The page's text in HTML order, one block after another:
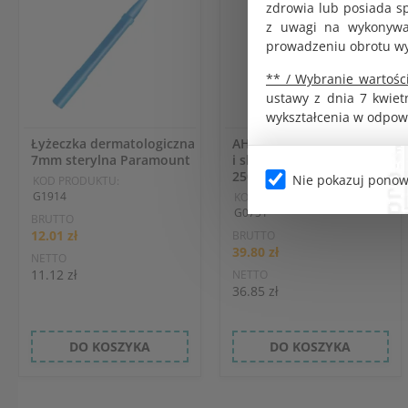
zdrowia lub posiada
z uwagi na
prowadzeniu obrotu
** / Wybranie
ustawy z dnia 7
wykształcenia w
Nie pokazuj
Łyżeczka dermatologiczna
7mm sterylna Paramount
KOD PRODUKTU:
G1914
BRUTTO
12.01 zł
NETTO
11.12 zł
DO KOSZYKA
AHD 1000 dezynfekcja rąk
i skóry z atomizerem
250ml
G0751
BRUTTO
39.80 zł
NETTO
36.85 zł
DO KOSZYKA